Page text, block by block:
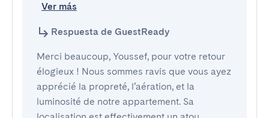
Ver más
Respuesta de GuestReady
Merci beaucoup, Youssef, pour votre retour
élogieux ! Nous sommes ravis que vous ayez
apprécié la propreté, l’aération, et la
luminosité de notre appartement. Sa